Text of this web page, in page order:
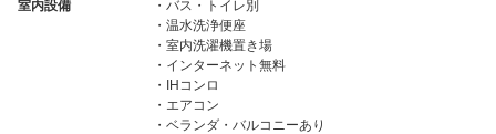
室内設備
バス・トイレ別
温水洗浄便座
室内洗濯機置き場
インターネット無料
IHコンロ
エアコン
ベランダ・バルコニーあり